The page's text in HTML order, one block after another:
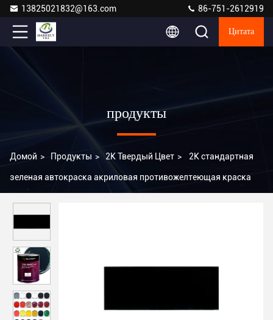
13825021832@163.com 86-751-2612919
Цитата
продукты
Домой > Продукты > 2K Твердый Цвет > 2K стандартная
зеленая автокраска акриловая противожелтеющая краска